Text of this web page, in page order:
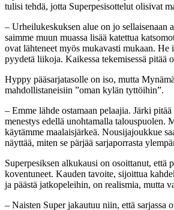
tulisi tehdä, jotta Superpesisottelut olisivat
– Urheilukeskuksen alue on jo sellaisenaan
saimme muun muassa lisää katettua
ovat lähteneet myös mukavasti mukaan. He
pyydetä liikoja. Kaikessa tekemisessä pitää
Hyppy pääsarjatasolle on iso, mutta
mahdollistaneisiin ”oman kylän tyttöihin”.
– Emme lähde ostamaan pelaajia. Järki
menestys edellä unohtamalla talouspuolen.
käytämme maalaisjärkeä. Nousijajoukkue
näyttää, miten se pärjää sarjaporrasta
Superpesiksen alkukausi on osoittanut, että
koventuneet. Kauden tavoite, sijoittua
ja päästä jatkopeleihin, on realismia, mutta
– Naisten Super jakautuu niin, että sarjassa